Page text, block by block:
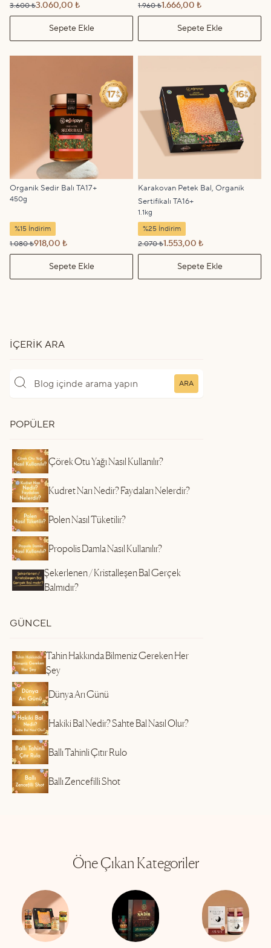
3.600 ₺3.060,00 ₺
Sepete Ekle
1.960 ₺1.666,00 ₺
Sepete Ekle
Organik Sedir Balı TA17+
450g
%15 İndirim
1.080 ₺918,00 ₺
Sepete Ekle
Karakovan Petek Bal, Organik
Sertifikalı TA16+
1.1kg
%25 İndirim
2.070 ₺1.553,00 ₺
Sepete Ekle
İÇERIK ARA
ARA
POPÜLER
Çörek Otu Yağı Nasıl Kullanılır?
Kudret Narı Nedir? Faydaları Nelerdir?
Polen Nasıl Tüketilir?
Propolis Damla Nasıl Kullanılır?
Şekerlenen / Kristalleşen Bal Gerçek
Balmıdır?
GÜNCEL
Tahin Hakkında Bilmeniz Gereken Her
Şey
Dünya Arı Günü
Hakiki Bal Nedir? Sahte Bal Nasıl Olur?
Ballı Tahinli Çıtır Rulo
Ballı Zencefilli Shot
Öne Çıkan Kategoriler